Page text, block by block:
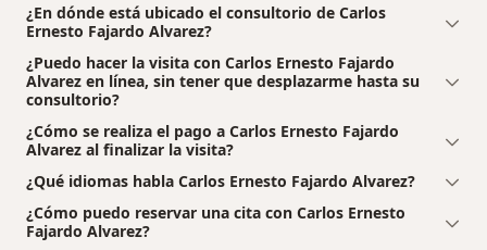
¿En dónde está ubicado el consultorio de Carlos
Ernesto Fajardo Alvarez?
¿Puedo hacer la visita con Carlos Ernesto Fajardo
Alvarez en línea, sin tener que desplazarme hasta su
consultorio?
¿Cómo se realiza el pago a Carlos Ernesto Fajardo
Alvarez al finalizar la visita?
¿Qué idiomas habla Carlos Ernesto Fajardo Alvarez?
¿Cómo puedo reservar una cita con Carlos Ernesto
Fajardo Alvarez?